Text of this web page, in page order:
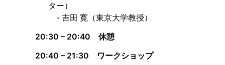
ター）
- 吉田 寛（東京大学教授）
20:30 – 20:40 休憩
20:40 – 21:30 ワークショップ